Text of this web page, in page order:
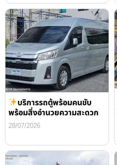
บริการรถตู้พร้อมคนขับ
พร้อมสิ่งอำนวยความสะดวก
28/07/2026